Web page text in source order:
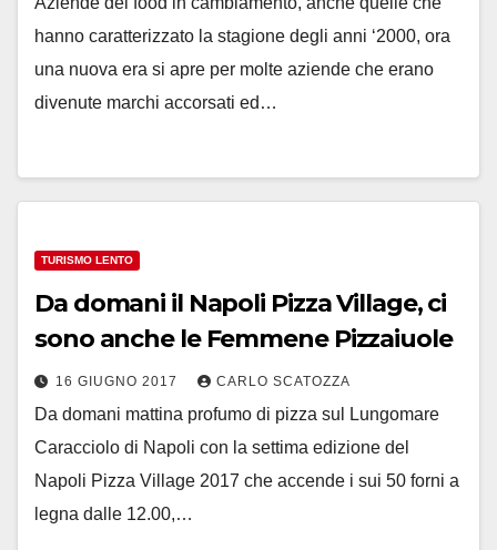
hanno caratterizzato la stagione degli anni ‘2000, ora
una nuova era si apre per molte aziende che erano
divenute marchi accorsati ed…
TURISMO LENTO
Da domani il Napoli Pizza Village, ci
sono anche le Femmene Pizzaiuole
16 GIUGNO 2017 CARLO SCATOZZA
Da domani mattina profumo di pizza sul Lungomare
Caracciolo di Napoli con la settima edizione del
Napoli Pizza Village 2017 che accende i sui 50 forni a
legna dalle 12.00,…